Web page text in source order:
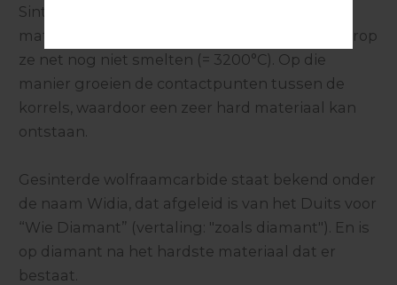
Sinteren: Bij het sinteren verhit men
materiaalkorrels tot op een temperatuur waarop
ze net nog niet smelten (= 3200°C). Op die
manier groeien de contactpunten tussen de
korrels, waardoor een zeer hard materiaal kan
ontstaan.
Gesinterde wolfraamcarbide staat bekend onder
de naam Widia, dat afgeleid is van het Duits voor
“Wie Diamant” (vertaling: "zoals diamant"). En is
op diamant na het hardste materiaal dat er
bestaat.